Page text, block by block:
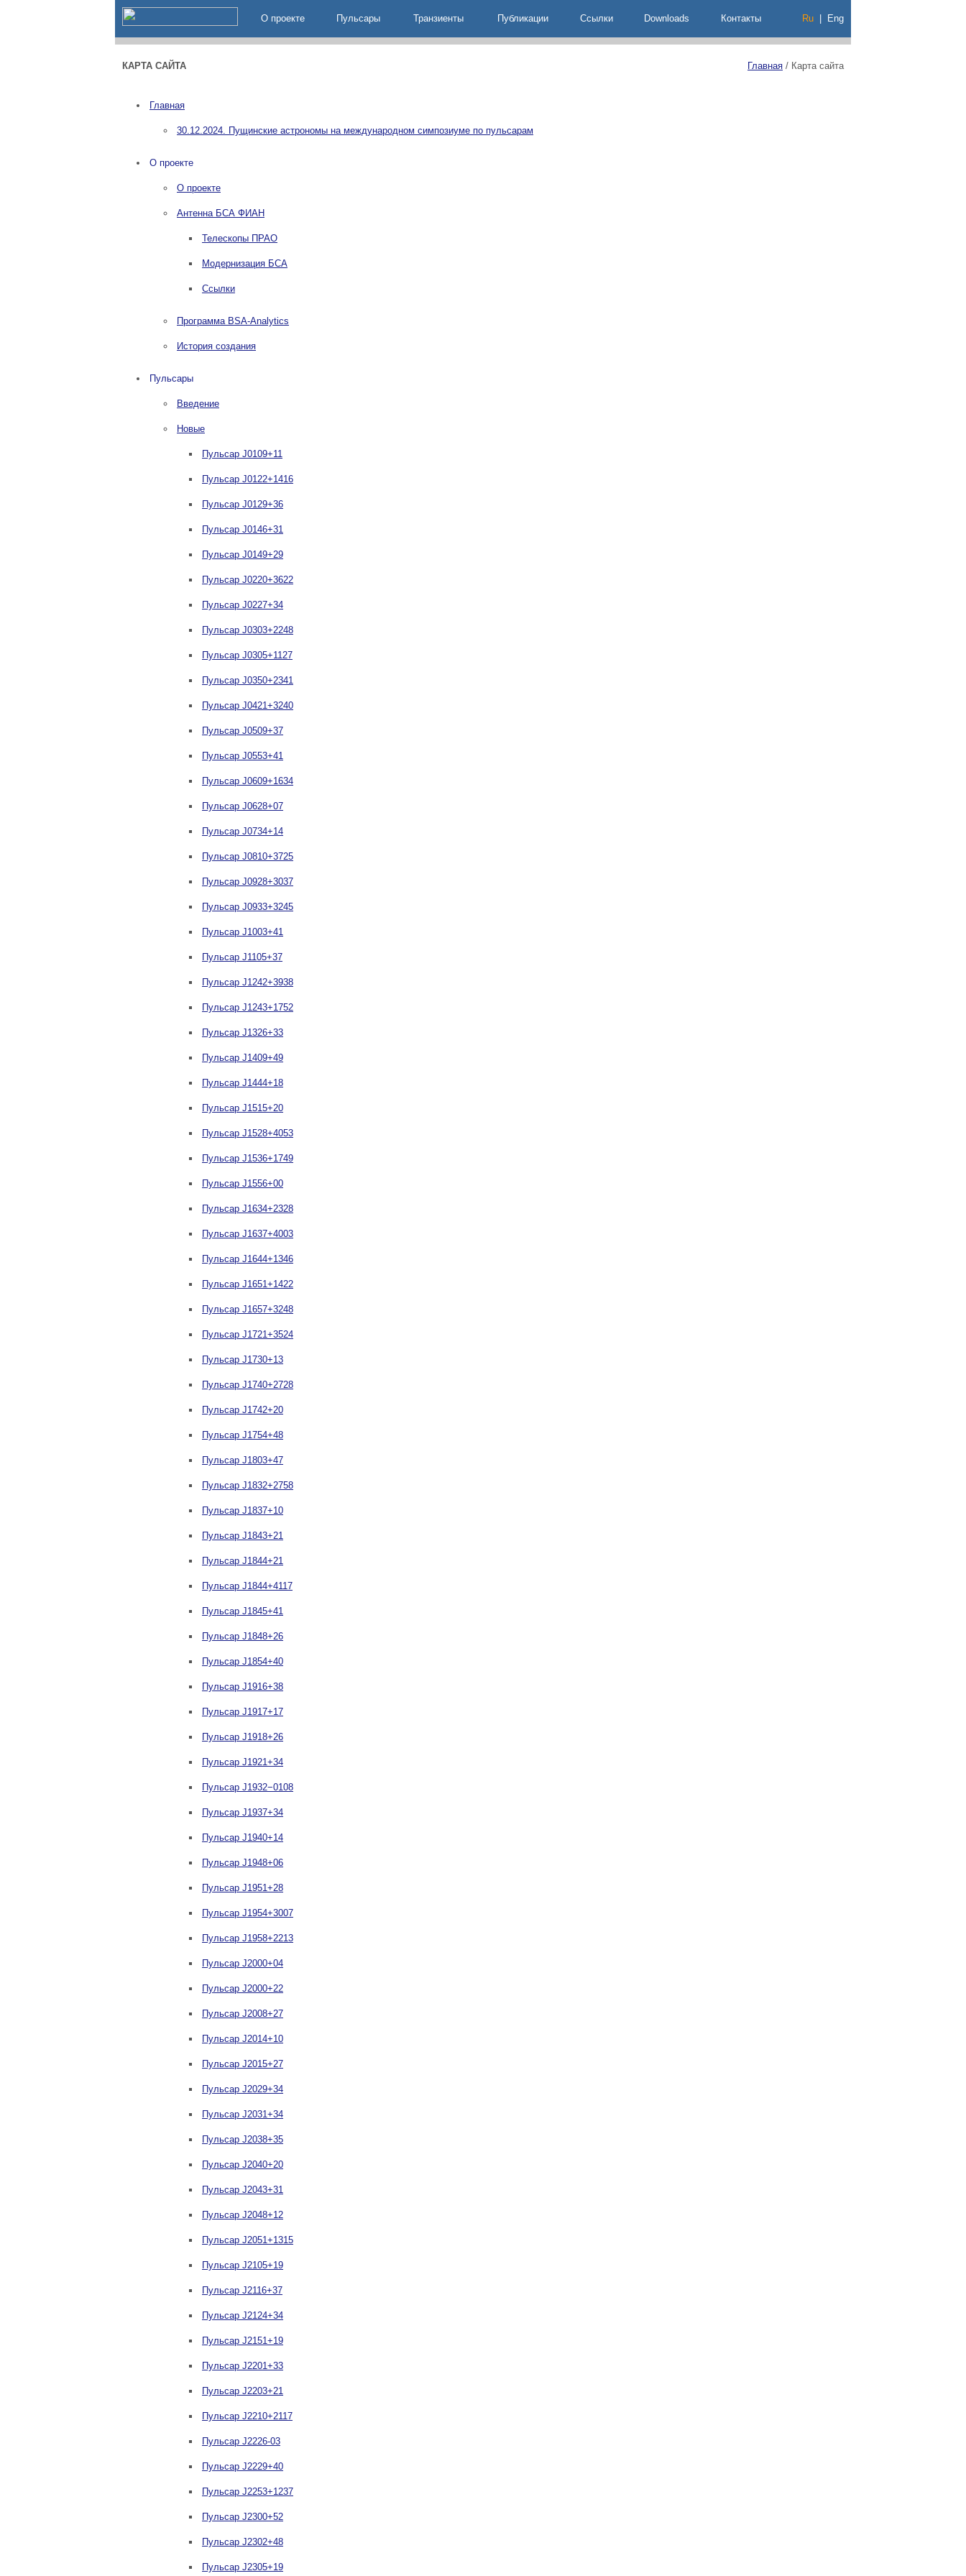
О проекте Пульсары Транзиенты Публикации Ccылки Downloads Контакты Ru Eng
КАРТА САЙТА Главная / Карта сайта
Главная
30.12.2024. Пущинские астрономы на международном симпозиуме по пульсарам
О проекте
О проекте
Антенна БСА ФИАН
Телескопы ПРАО
Модернизация БСА
Ссылки
Программа BSA-Analytics
История создания
Пульсары
Введение
Новые
Пульсар J0109+11
Пульсар J0122+1416
Пульсар J0129+36
Пульсар J0146+31
Пульсар J0149+29
Пульсар J0220+3622
Пульсар J0227+34
Пульсар J0303+2248
Пульсар J0305+1127
Пульсар J0350+2341
Пульсар J0421+3240
Пульсар J0509+37
Пульсар J0553+41
Пульсар J0609+1634
Пульсар J0628+07
Пульсар J0734+14
Пульсар J0810+3725
Пульсар J0928+3037
Пульсар J0933+3245
Пульсар J1003+41
Пульсар J1105+37
Пульсар J1242+3938
Пульсар J1243+1752
Пульсар J1326+33
Пульсар J1409+49
Пульсар J1444+18
Пульсар J1515+20
Пульсар J1528+4053
Пульсар J1536+1749
Пульсар J1556+00
Пульсар J1634+2328
Пульсар J1637+4003
Пульсар J1644+1346
Пульсар J1651+1422
Пульсар J1657+3248
Пульсар J1721+3524
Пульсар J1730+13
Пульсар J1740+2728
Пульсар J1742+20
Пульсар J1754+48
Пульсар J1803+47
Пульсар J1832+2758
Пульсар J1837+10
Пульсар J1843+21
Пульсар J1844+21
Пульсар J1844+4117
Пульсар J1845+41
Пульсар J1848+26
Пульсар J1854+40
Пульсар J1916+38
Пульсар J1917+17
Пульсар J1918+26
Пульсар J1921+34
Пульсар J1932−0108
Пульсар J1937+34
Пульсар J1940+14
Пульсар J1948+06
Пульсар J1951+28
Пульсар J1954+3007
Пульсар J1958+2213
Пульсар J2000+04
Пульсар J2000+22
Пульсар J2008+27
Пульсар J2014+10
Пульсар J2015+27
Пульсар J2029+34
Пульсар J2031+34
Пульсар J2038+35
Пульсар J2040+20
Пульсар J2043+31
Пульсар J2048+12
Пульсар J2051+1315
Пульсар J2105+19
Пульсар J2116+37
Пульсар J2124+34
Пульсар J2151+19
Пульсар J2201+33
Пульсар J2203+21
Пульсар J2210+2117
Пульсар J2226-03
Пульсар J2229+40
Пульсар J2253+1237
Пульсар J2300+52
Пульсар J2302+48
Пульсар J2305+19